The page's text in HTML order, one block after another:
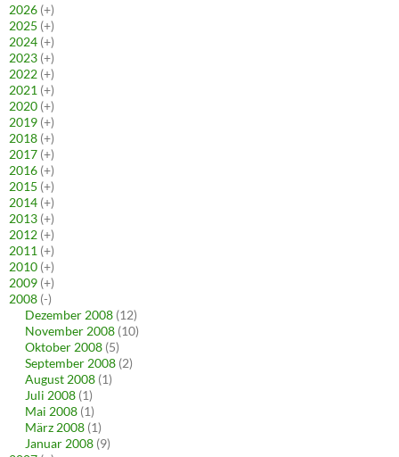
2026 (+)
2025 (+)
2024 (+)
2023 (+)
2022 (+)
2021 (+)
2020 (+)
2019 (+)
2018 (+)
2017 (+)
2016 (+)
2015 (+)
2014 (+)
2013 (+)
2012 (+)
2011 (+)
2010 (+)
2009 (+)
2008 (-)
Dezember 2008 (12)
November 2008 (10)
Oktober 2008 (5)
September 2008 (2)
August 2008 (1)
Juli 2008 (1)
Mai 2008 (1)
März 2008 (1)
Januar 2008 (9)